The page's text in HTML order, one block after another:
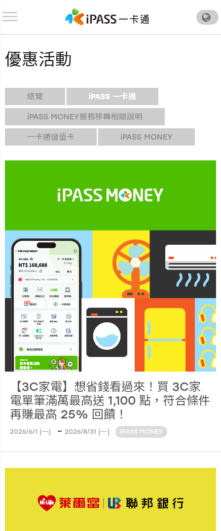
.
優惠活動
總覽 iPASS 一卡通
iPASS MONEY服務移轉相關說明
一卡通儲值卡 iPASS MONEY
【3C家電】想省錢看過來！買 3C家
電單筆滿萬最高送 1,100 點，符合條件
再賺最高 25% 回饋！
2026/6/1 (一) ~ 2026/8/31 (一) iPASS MONEY